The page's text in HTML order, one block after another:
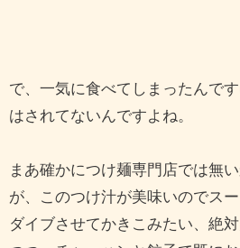
で、一気に食べてしまったんで
はされてないんですよね。
まあ確かにつけ麺専門店では無
が、このつけ汁が美味いのでス
ダイブさせてかきこみたい、絶